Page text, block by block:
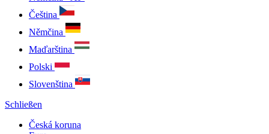
Čeština
Němčina
Maďarština
Polski
Slovenština
Schließen
Česká koruna